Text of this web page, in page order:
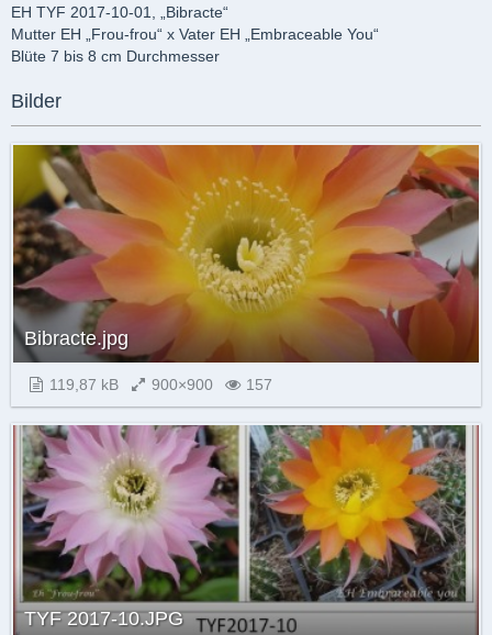
EH TYF 2017-10-01, „Bibracte“
Mutter EH „Frou-frou“ x Vater EH „Embraceable You“
Blüte 7 bis 8 cm Durchmesser
Bilder
Bibracte.jpg
119,87 kB 900×900 157
TYF 2017-10.JPG